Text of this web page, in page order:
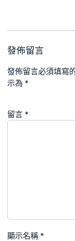
發佈留言
發佈留言必須填寫
示為 *
留言 *
顯示名稱 *